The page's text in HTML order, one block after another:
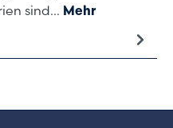
sind… Mehr